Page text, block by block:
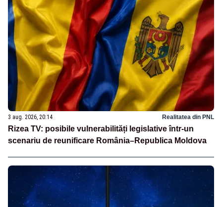
3 aug. 2026, 20:14 Realitatea din PNL
Rizea TV: posibile vulnerabilități legislative într-un
scenariu de reunificare România–Republica Moldova